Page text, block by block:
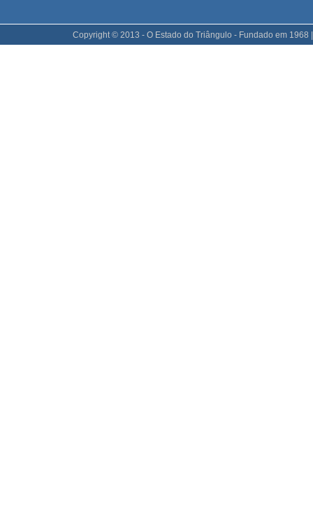
Copyright © 2013 - O Estado do Triângulo - Fundado em